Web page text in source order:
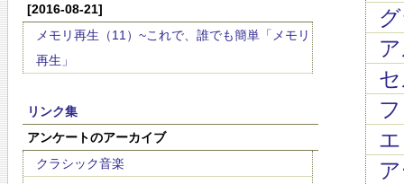
[2016-08-21]
メモリ再生（11）~これで、誰でも簡単「メモリ
再生」
リンク集
アンケートのアーカイブ
クラシック音楽